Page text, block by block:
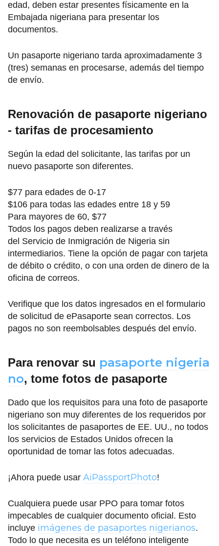
edad, deben estar presentes físicamente en la
Embajada nigeriana para presentar los
documentos.
Un pasaporte nigeriano tarda aproximadamente 3
(tres) semanas en procesarse, además del tiempo
de envío.
Renovación de pasaporte nigeriano
- tarifas de procesamiento
Según la edad del solicitante, las tarifas por un
nuevo pasaporte son diferentes.
$77 para edades de 0-17
$106 para todas las edades entre 18 y 59
Para mayores de 60, $77
Todos los pagos deben realizarse a través
del Servicio de Inmigración de Nigeria sin
intermediarios. Tiene la opción de pagar con tarjeta
de débito o crédito, o con una orden de dinero de la
oficina de correos.
Verifique que los datos ingresados en el formulario
de solicitud de ePasaporte sean correctos. Los
pagos no son reembolsables después del envío.
Para renovar su pasaporte nigeria
no, tome fotos de pasaporte
Dado que los requisitos para una foto de pasaporte
nigeriano son muy diferentes de los requeridos por
los solicitantes de pasaportes de EE. UU., no todos
los servicios de Estados Unidos ofrecen la
oportunidad de tomar las fotos adecuadas.
¡Ahora puede usar AiPassportPhoto!
Cualquiera puede usar PPO para tomar fotos
impecables de cualquier documento oficial. Esto
incluye imágenes de pasaportes nigerianos.
Todo lo que necesita es un teléfono inteligente